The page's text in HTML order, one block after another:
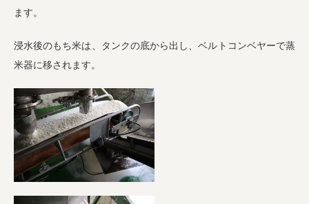
ます。
浸水後のもち米は、タンクの底から出し、ベルトコンベヤーで蒸
米器に移されます。